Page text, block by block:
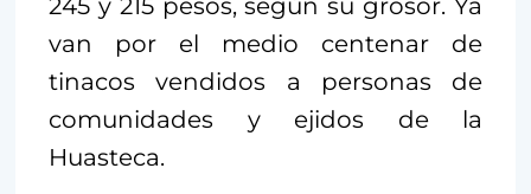
245 y 215 pesos, según su grosor. Ya
van por el medio centenar de
tinacos vendidos a personas de
comunidades y ejidos de la
Huasteca.